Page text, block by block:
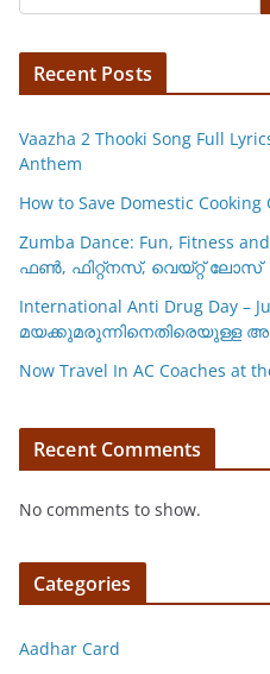
Recent Posts
Vaazha 2 Thooki Song Full
Anthem
How to Save Domestic Cooking
Zumba Dance: Fun,
ഫണ്‍, ഫിറ്റ്നസ്, വെയ്റ്റ് ലോസ്
International Anti Drug Day –
മയക്കുമരുന്നിനെതിരെയുള്ള
Now Travel In AC Coaches at
Recent Comments
No comments to show.
Categories
Aadhar Card